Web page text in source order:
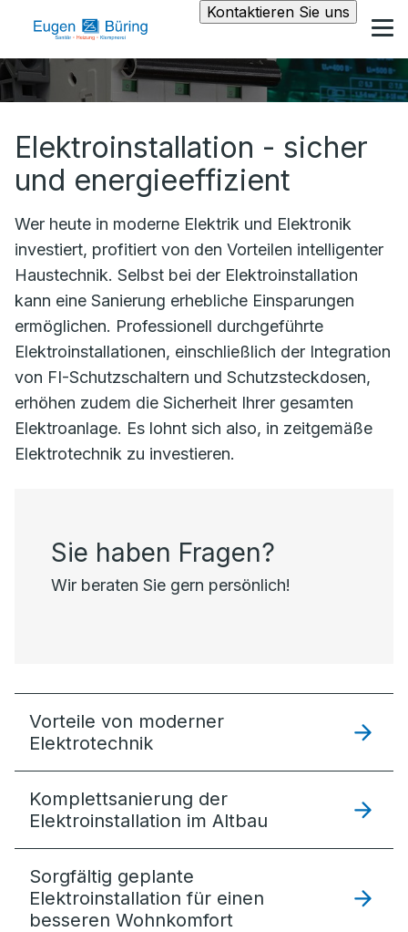
Kontaktieren Sie uns
Elektroinstallation - sicher
und energieeffizient
Wer heute in moderne Elektrik und Elektronik
investiert, profitiert von den Vorteilen intelligenter
Haustechnik. Selbst bei der Elektroinstallation
kann eine Sanierung erhebliche Einsparungen
ermöglichen. Professionell durchgeführte
Elektroinstallationen, einschließlich der Integration
von FI-Schutzschaltern und Schutzsteckdosen,
erhöhen zudem die Sicherheit Ihrer gesamten
Elektroanlage. Es lohnt sich also, in zeitgemäße
Elektrotechnik zu investieren.
Sie haben Fragen?
Wir beraten Sie gern persönlich!
Vorteile von moderner
Elektrotechnik
Komplettsanierung der
Elektroinstallation im Altbau
Sorgfältig geplante
Elektro­installation für einen
besseren Wohnkomfort